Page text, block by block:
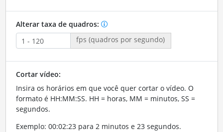
Alterar taxa de quadros:
fps (quadros por segundo)
Cortar vídeo:
Insira os horários em que você quer cortar o vídeo. O
formato é HH:MM:SS. HH = horas, MM = minutos, SS =
segundos.
Exemplo: 00:02:23 para 2 minutos e 23 segundos.